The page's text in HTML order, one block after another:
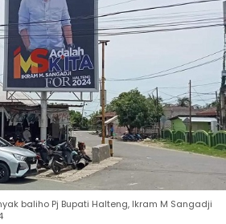
baliho Pj Bupati Halteng, Ikram M Sangadji